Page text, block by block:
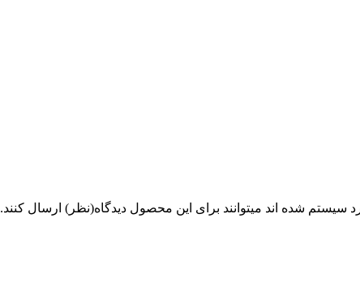
شده اند میتوانند برای این محصول دیدگاه(نظر) ارسال کنند.